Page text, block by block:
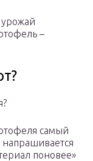
урожай
–
самый
поновее»